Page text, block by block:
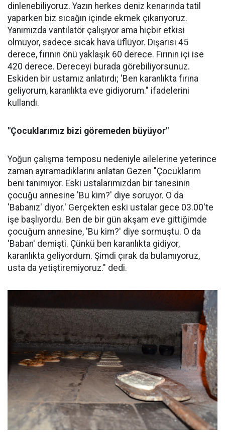
dinlenebiliyoruz. Yazın herkes deniz kenarında tatil
yaparken biz sıcağın içinde ekmek çıkarıyoruz.
Yanımızda vantilatör çalışıyor ama hiçbir etkisi
olmuyor, sadece sıcak hava üflüyor. Dışarısı 45
derece, fırının önü yaklaşık 60 derece. Fırının içi ise
420 derece. Dereceyi burada görebiliyorsunuz.
Eskiden bir ustamız anlatırdı; 'Ben karanlıkta fırına
geliyorum, karanlıkta eve gidiyorum." ifadelerini
kullandı.
"Çocuklarımız bizi göremeden büyüyor"
Yoğun çalışma temposu nedeniyle ailelerine yeterince
zaman ayıramadıklarını anlatan Gezen "Çocuklarım
beni tanımıyor. Eski ustalarımızdan bir tanesinin
çocuğu annesine 'Bu kim?' diye soruyor. O da
'Babanız' diyor.' Gerçekten eski ustalar gece 03.00'te
işe başlıyordu. Ben de bir gün akşam eve gittiğimde
çocuğum annesine, 'Bu kim?' diye sormuştu. O da
'Baban' demişti. Çünkü ben karanlıkta gidiyor,
karanlıkta geliyordum. Şimdi çırak da bulamıyoruz,
usta da yetiştiremiyoruz." dedi.